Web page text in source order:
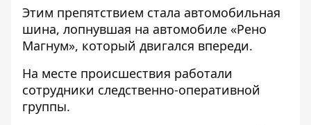
Этим препятствием стала автомобильная
шина, лопнувшая на автомобиле «Рено
Магнум», который двигался впереди.
На месте происшествия работали
сотрудники следственно-оперативной
группы.